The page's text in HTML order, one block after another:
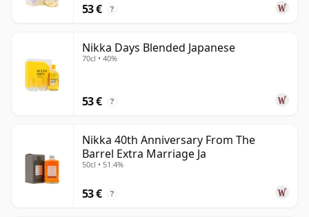
53 € ?
Nikka Days Blended Japanese
70cl • 40%
53 € ?
Nikka 40th Anniversary From The
Barrel Extra Marriage Ja
50cl • 51.4%
53 € ?